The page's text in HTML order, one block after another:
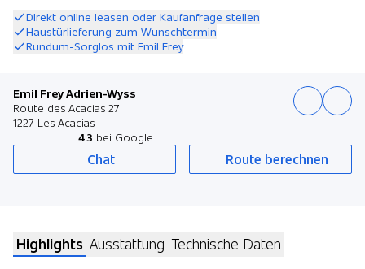
Direkt online leasen oder Kaufanfrage stellen
Haustürlieferung zum Wunschtermin
Rundum-Sorglos mit Emil Frey
Emil Frey Adrien-Wyss
Route des Acacias 27
1227 Les Acacias
4.3 bei Google
Chat Route berechnen
Highlights Ausstattung Technische Daten